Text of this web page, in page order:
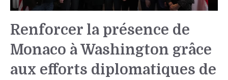
Renforcer la présence de
Monaco à Washington grâce
aux efforts diplomatiques de